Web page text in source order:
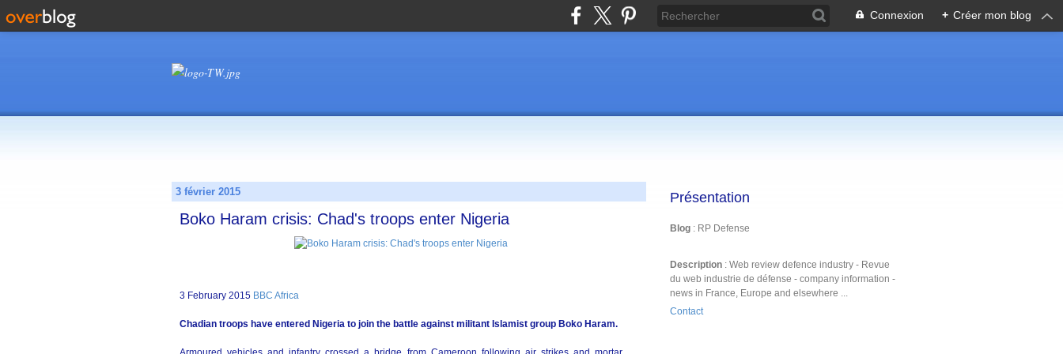
Connexion + Créer mon blog
3 février 2015
Boko Haram crisis: Chad's troops enter Nigeria
3 February 2015 BBC Africa
Chadian troops have entered Nigeria to join the battle against militant Islamist group Boko Haram.
Présentation
Blog : RP Defense
Description : Web review defence industry - Revue
du web industrie de défense - company information -
news in France, Europe and elsewhere ...
Contact